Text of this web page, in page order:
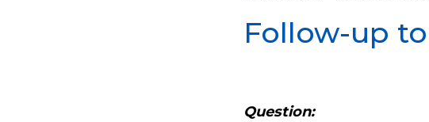
Follow-up
Question: